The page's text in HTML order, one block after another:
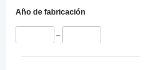
Año de fabricación
–